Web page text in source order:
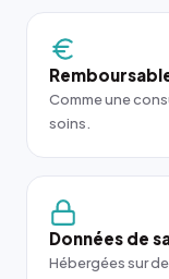
Comme une
soins.
Données de
Hébergées sur